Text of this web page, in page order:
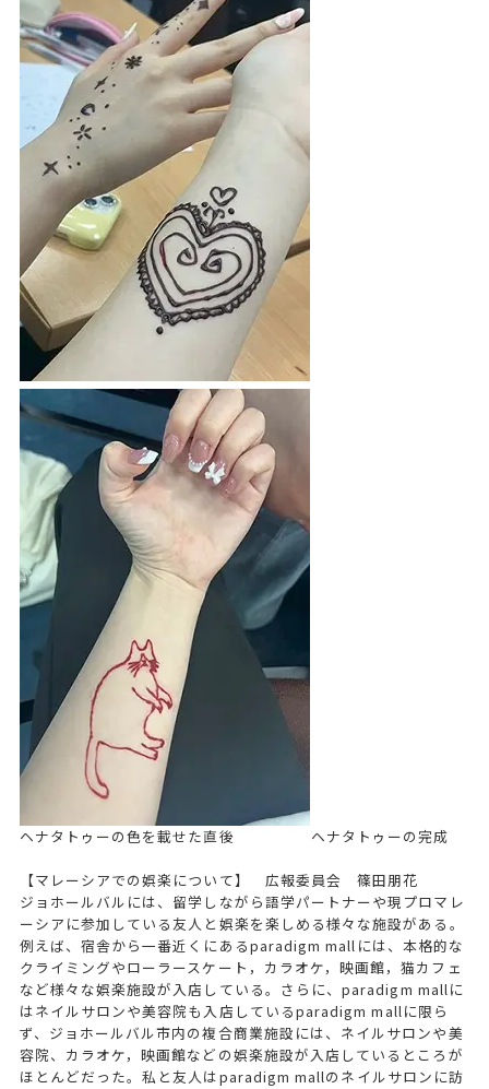
ヘナタトゥーの色を載せた直後 ヘナタトゥーの完成
【マレーシアでの娯楽について】 広報委員会 篠田朋花
ジョホールバルには、留学しながら語学パートナーや現プロマレ
ーシアに参加している友人と娯楽を楽しめる様々な施設がある。
例えば、宿舎から一番近くにあるparadigm mallには、本格的な
クライミングやローラースケート，カラオケ，映画館，猫カフェ
など様々な娯楽施設が入店している。さらに、paradigm mallに
はネイルサロンや美容院も入店しているparadigm mallに限ら
ず、ジョホールバル市内の複合商業施設には、ネイルサロンや美
容院、カラオケ，映画館などの娯楽施設が入店しているところが
ほとんどだった。私と友人はparadigm mallのネイルサロンに訪